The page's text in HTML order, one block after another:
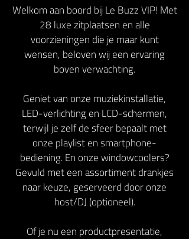
Welkom aan boord bij Le Buzz VIP! Met
28 luxe zitplaatsen en alle
voorzieningen die je maar kunt
wensen, beloven wij een ervaring
boven verwachting.
Geniet van onze muziekinstallatie,
LED-verlichting en LCD-schermen,
terwijl je zelf de sfeer bepaalt met
onze playlist en smartphone-
bediening. En onze windowcoolers?
Gevuld met een assortiment drankjes
naar keuze, geserveerd door onze
host/DJ (optioneel).
Of je nu een productpresentatie,